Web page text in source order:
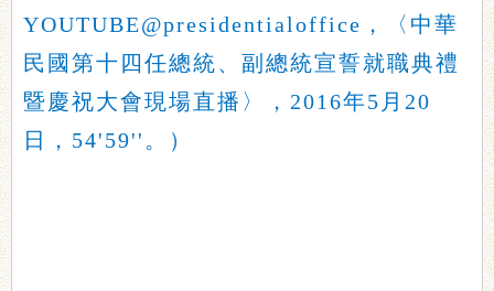
YOUTUBE@presidentialoffice，〈中華
民國第十四任總統、副總統宣誓就職典禮
暨慶祝大會現場直播〉，2016年5月20
日，54'59''。）